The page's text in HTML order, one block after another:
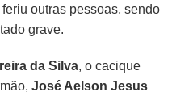
outras pessoas, sendo
grave.
da Silva, o cacique
José Aelson Jesus